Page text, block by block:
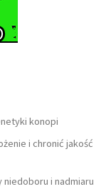
konopi
i chronić jakość
i nadmiaru